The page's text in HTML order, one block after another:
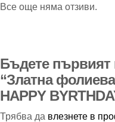
Все още няма отзиви.
Бъдете първият
“Златна
HAPPY
Трябва да влезнете в